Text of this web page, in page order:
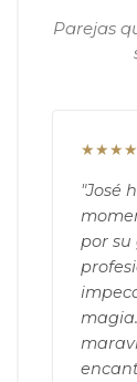
Parejas
"José
por su